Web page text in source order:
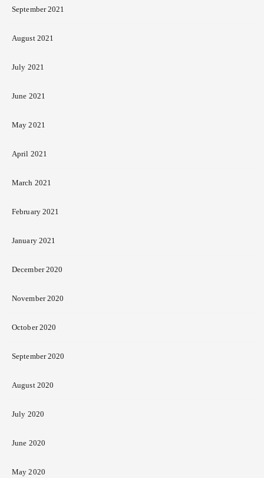
September 2021
August 2021
July 2021
June 2021
May 2021
April 2021
March 2021
February 2021
January 2021
December 2020
November 2020
October 2020
September 2020
August 2020
July 2020
June 2020
May 2020